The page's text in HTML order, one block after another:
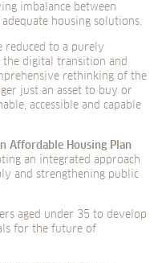
imbalance between
housing solutions.
reduced to a purely
the digital transition and
rethinking of the
just an asset to buy or
accessible and capable
Affordable Housing Plan
an integrated approach
and strengthening public
aged under 35 to develop
for the future of